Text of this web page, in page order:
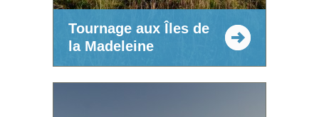
Tournage aux Îles de
la Madeleine